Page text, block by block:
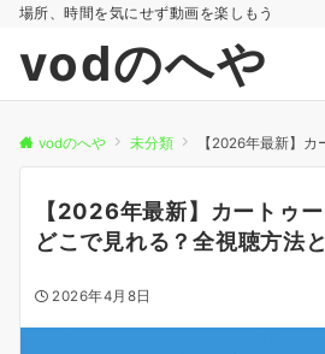
場所、時間を気にせず動画を楽しもう
vodのへや
vodのへや 未分類 【2026年最新】カートゥーンネッ
【2026年最新】カートゥ
どこで見れる？全視聴方法
2026年4月8日